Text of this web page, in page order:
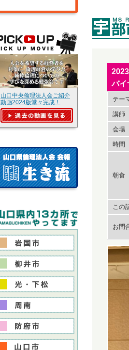
バイ
テー
講師
会場
時間
朝食
この
お問
山口中央倫理法人会ご紹介
動画2024版堂々完成！